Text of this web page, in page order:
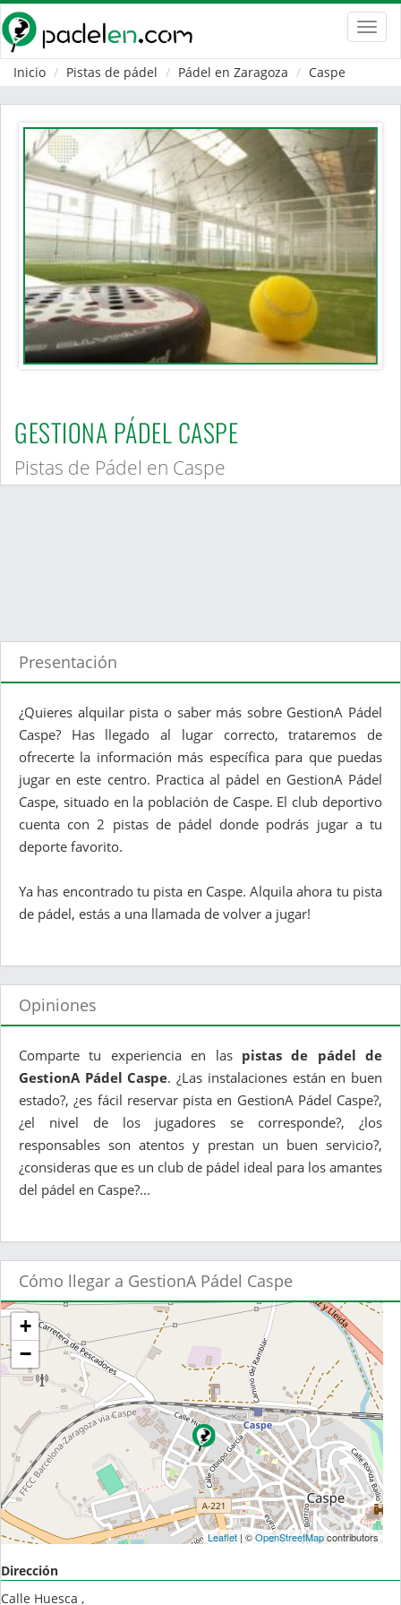
Inicio
Pistas de pádel Pádel en Zaragoza Caspe
GESTIONA PÁDEL CASPE
Pistas de Pádel en Caspe
Presentación
¿Quieres alquilar pista o saber más sobre GestionA Pádel
Caspe? Has llegado al lugar correcto, trataremos de
ofrecerte la información más específica para que puedas
jugar en este centro. Practica al pádel en GestionA Pádel
Caspe, situado en la población de Caspe. El club deportivo
cuenta con 2 pistas de pádel donde podrás jugar a tu
deporte favorito.
Ya has encontrado tu pista en Caspe. Alquila ahora tu pista
de pádel, estás a una llamada de volver a jugar!
Opiniones
Comparte tu experiencia en las pistas de pádel de
GestionA Pádel Caspe. ¿Las instalaciones están en buen
estado?, ¿es fácil reservar pista en GestionA Pádel Caspe?,
¿el nivel de los jugadores se corresponde?, ¿los
responsables son atentos y prestan un buen servicio?,
¿consideras que es un club de pádel ideal para los amantes
del pádel en Caspe?...
Cómo llegar a GestionA Pádel Caspe
+
−
Leaflet| ©OpenStreetMapcontributors
Dirección
Calle Huesca ,